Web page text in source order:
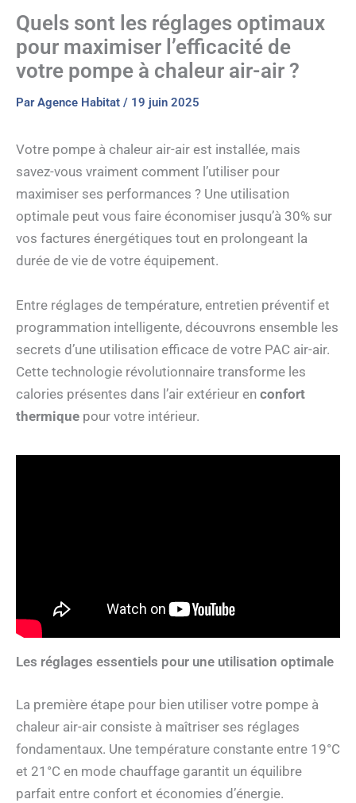
Quels sont les réglages optimaux
pour maximiser l’efficacité de
votre pompe à chaleur air-air ?
ParAgence Habitat / 19 juin 2025
Votre pompe à chaleur air-air est installée, mais
savez-vous vraiment comment l’utiliser pour
maximiser ses performances ? Une utilisation
optimale peut vous faire économiser jusqu’à 30% sur
vos factures énergétiques tout en prolongeant la
durée de vie de votre équipement.
Entre réglages de température, entretien préventif et
programmation intelligente, découvrons ensemble les
secrets d’une utilisation efficace de votre PAC air-air.
Cette technologie révolutionnaire transforme les
calories présentes dans l’air extérieur en confort
thermique pour votre intérieur.
Les réglages essentiels pour une utilisation optimale
La première étape pour bien utiliser votre pompe à
chaleur air-air consiste à maîtriser ses réglages
fondamentaux. Une température constante entre 19°C
et 21°C en mode chauffage garantit un équilibre
parfait entre confort et économies d’énergie.